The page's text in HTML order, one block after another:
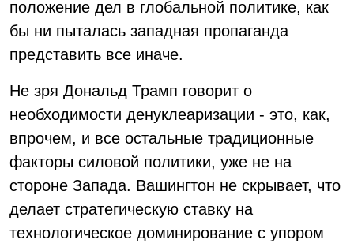
положение дел в глобальной политике, как
бы ни пыталась западная пропаганда
представить все иначе.
Не зря Дональд Трамп говорит о
необходимости денуклеаризации - это, как,
впрочем, и все остальные традиционные
факторы силовой политики, уже не на
стороне Запада. Вашингтон не скрывает, что
делает стратегическую ставку на
технологическое доминирование с упором